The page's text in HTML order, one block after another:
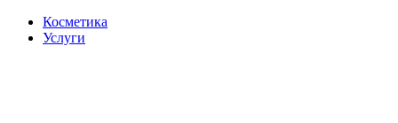
Косметика
Услуги